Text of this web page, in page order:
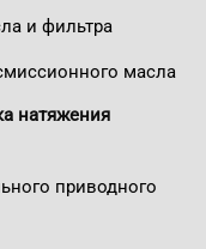
и фильтра
масла
натяжения
приводного